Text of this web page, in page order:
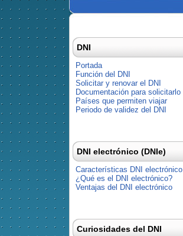
DNI
Portada
Función del DNI
Solicitar y renovar el DNI
Documentación para solicitarlo
Países que permiten viajar
Periodo de validez del DNI
DNI electrónico (DNIe)
Características DNI electrónico
¿Qué es el DNI electrónico?
Ventajas del DNI electrónico
Curiosidades del DNI